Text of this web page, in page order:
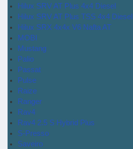
Hilux SRV AT Plus 4x4 Diesel
Hilux SRV AT Plus TSS 4x4 Diesel
Hilux SRX 4x4x V6 Nafta AT
MOBI
Mustang
Palio
Passat
Pulse
Raize
Ranger
Rav4
Rav4 2.5 S Hybrid Plus
S-Presso
Saveiro